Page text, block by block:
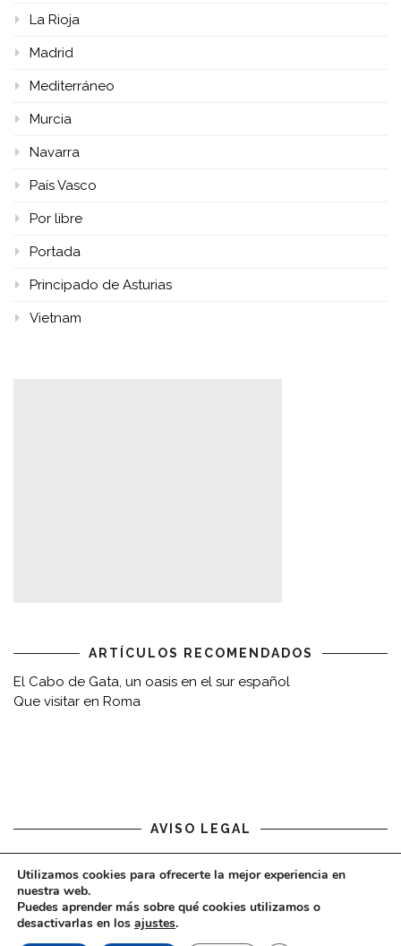
La Rioja
Madrid
Mediterráneo
Murcia
Navarra
País Vasco
Por libre
Portada
Principado de Asturias
Vietnam
ARTÍCULOS RECOMENDADOS
El Cabo de Gata, un oasis en el sur español
Que visitar en Roma
AVISO LEGAL
Aviso legal
Utilizamos cookies para ofrecerte la mejor experiencia en
nuestra web.
Puedes aprender más sobre qué cookies utilizamos o
desactivarlas en los ajustes.